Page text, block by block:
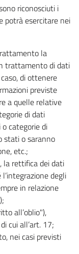
riconosciuti i
potrà esercitare nei
la
trattamento di dati
di ottenere
previste
a quelle relative
di dati
categorie di
stati o saranno
etc.;
la rettifica dei dati
degli
in relazione
all’oblio"),
cui all’art. 17;
nei casi previsti